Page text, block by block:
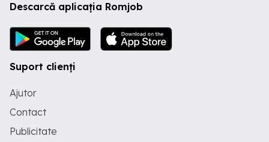
Descarcă aplicația Romjob
Suport clienți
Ajutor
Contact
Publicitate